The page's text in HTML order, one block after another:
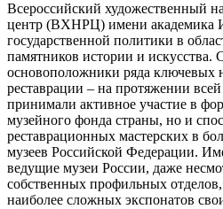
Всероссийский художественный
центр (ВХНРЦ) имени академика
государственной политики в
памятников истории и искусства.
основоположники ряда ключевых
реставрации – на протяжении
принимали активное участие в
музейного фонда страны, но и
реставрационных мастерских в
музеев Российской Федерации.
ведущие музеи России, даже
собственных профильных
наиболее сложных экспонатов